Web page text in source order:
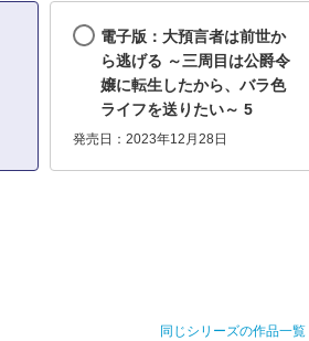
電子版：大預言者は前世か
ら逃げる ～三周目は公爵令
嬢に転生したから、バラ色
ライフを送りたい～ 5
発売日：2023年12月28日
同じシリーズの作品一覧